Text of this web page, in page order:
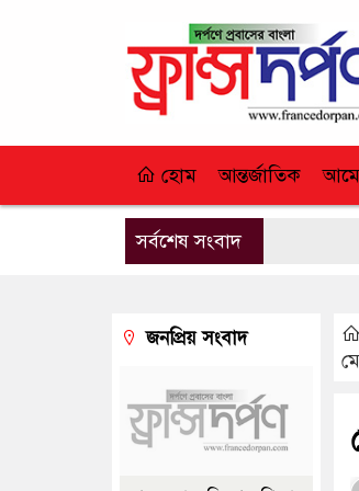
হোম আন্তর্জাতিক
সর্বশেষ সংবাদ
জনপ্রিয় সংবাদ